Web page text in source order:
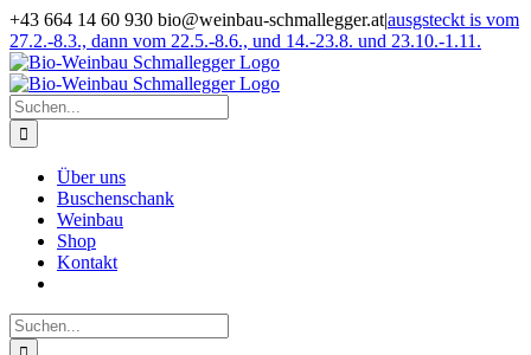
Zum
Inhalt
springen
+43 664 14 60 930 bio@weinbau-schmallegger.at|ausgsteckt is vom
27.2.-8.3., dann vom 22.5.-8.6., und 14.-23.8. und 23.10.-1.11.
Facebook
Instagram
Suche
nach:
Über uns
Buschenschank
Weinbau
Shop
Kontakt
Suche
nach: